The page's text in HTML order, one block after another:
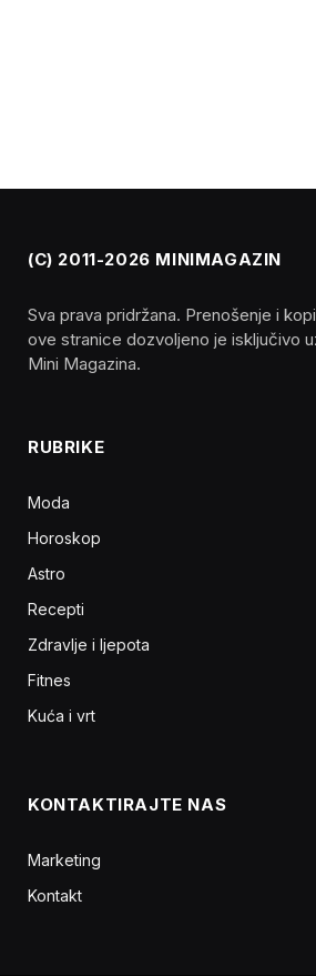
(C) 2011-2026 MINIMAGAZIN
Sva prava pridržana. Prenošenje i
ove stranice dozvoljeno je isključivo
Mini Magazina.
RUBRIKE
Moda
Horoskop
Astro
Recepti
Zdravlje i ljepota
Fitnes
Kuća i vrt
KONTAKTIRAJTE NAS
Marketing
Kontakt